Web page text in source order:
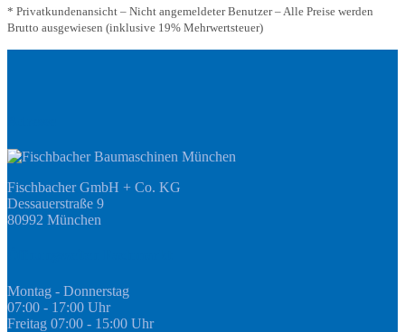
* Privatkundenansicht – Nicht angemeldeter Benutzer – Alle Preise werden
Brutto ausgewiesen (inklusive 19% Mehrwertsteuer)
Fischbacher GmbH + Co. KG
Dessauerstraße 9
80992 München
Montag - Donnerstag
07:00 - 17:00 Uhr
Freitag 07:00 - 15:00 Uhr